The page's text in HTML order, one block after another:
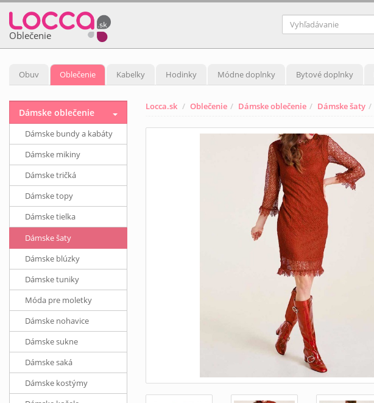
Oblečenie
Obuv Oblečenie Kabelky Hodinky Módne doplnky Bytové doplnky
Locca.sk Oblečenie Dámske oblečenie Dámske šaty
Dámske oblečenie
Dámske bundy a kabáty
Dámske mikiny
Dámske tričká
Dámske topy
Dámske tielka
Dámske šaty
Dámske blúzky
Dámske tuniky
Móda pre moletky
Dámske nohavice
Dámske sukne
Dámske saká
Dámske kostýmy